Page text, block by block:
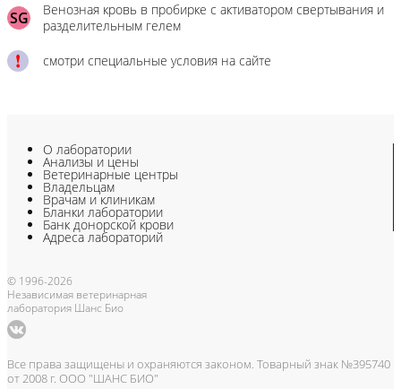
SG
Венозная кровь в пробирке с активатором свертывания и
разделительным гелем
смотри специальные условия на сайте
О лаборатории
Анализы и цены
Ветеринарные центры
Владельцам
Врачам и клиникам
Бланки лаборатории
Банк донорской крови
Адреса лабораторий
© 1996-2026
Независимая ветеринарная
лаборатория Шанс Био
Все права защищены и охраняются законом. Товарный знак №395740
от 2008 г. ООО "ШАНС БИО"